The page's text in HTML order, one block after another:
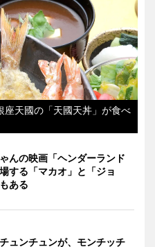
座天國の「天國天丼」が食べ
んの映画「ヘンダーランド
する「マカオ」と「ジョ
ある
ュンチュンが、モンチッチ